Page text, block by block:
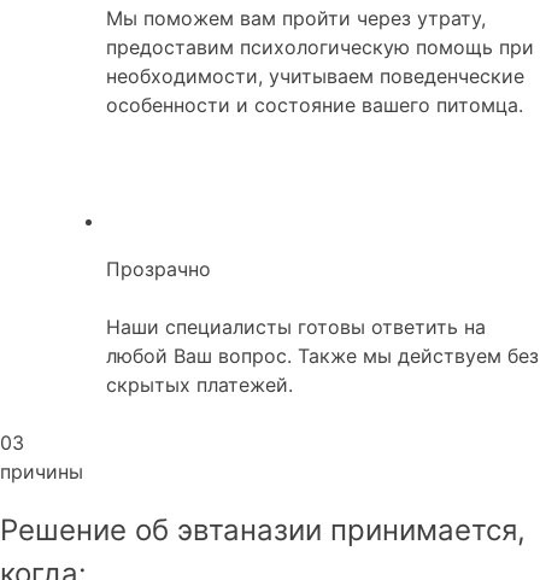
Мы поможем вам пройти через утрату,
предоставим психологическую помощь при
необходимости, учитываем поведенческие
особенности и состояние вашего питомца.
Прозрачно
Наши специалисты готовы ответить на
любой Ваш вопрос. Также мы действуем без
скрытых платежей.
03
причины
Решение об эвтаназии принимается,